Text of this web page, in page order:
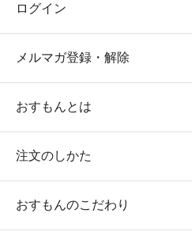
ログイン
メルマガ登録・解除
おすもんとは
注文のしかた
おすもんのこだわり